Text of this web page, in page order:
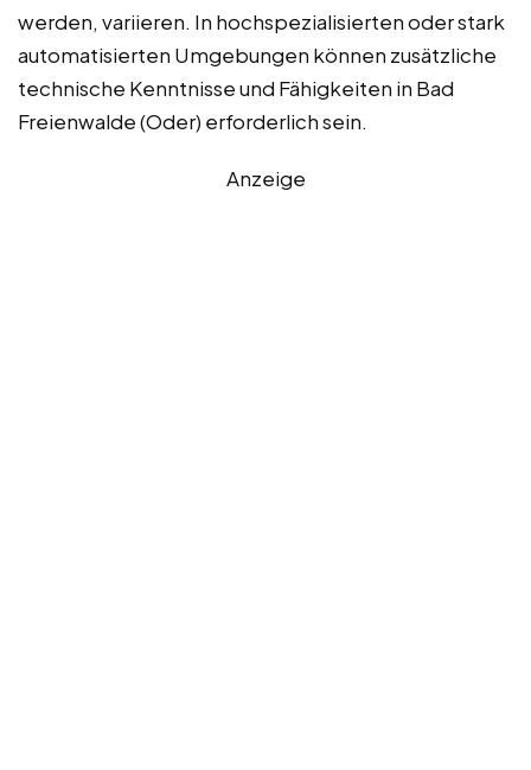
werden, variieren. In hochspezialisierten oder stark
automatisierten Umgebungen können zusätzliche
technische Kenntnisse und Fähigkeiten in Bad
Freienwalde (Oder) erforderlich sein.
Anzeige